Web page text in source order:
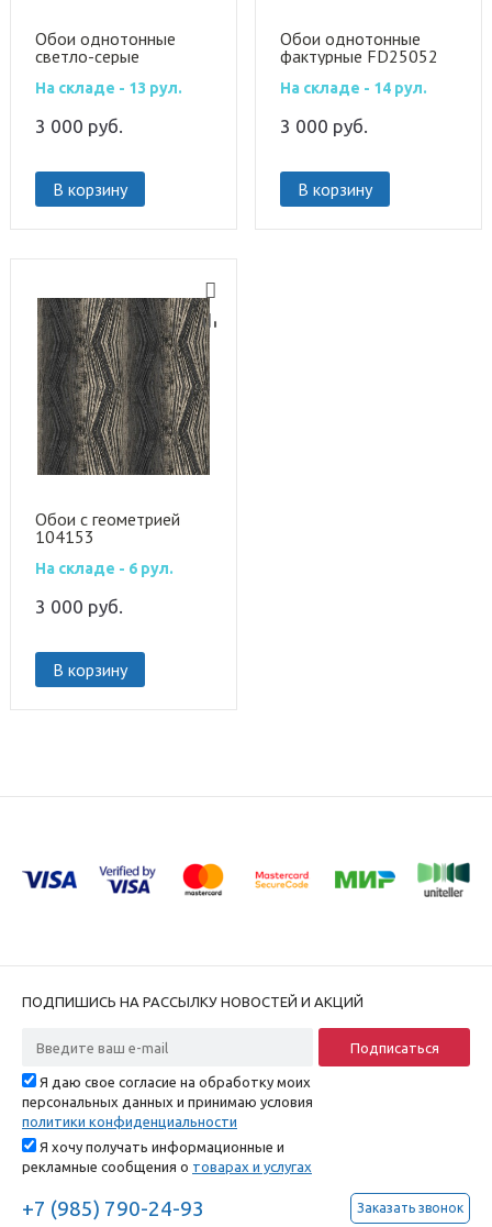
Обои однотонные
светло-серые
На складе - 13 рул.
3 000 руб.
В корзину
Обои однотонные
фактурные FD25052
На складе - 14 рул.
3 000 руб.
В корзину
Обои с геометрией
104153
На складе - 6 рул.
3 000 руб.
В корзину
ПОДПИШИСЬ НА РАССЫЛКУ НОВОСТЕЙ И АКЦИЙ
Я даю свое согласие на обработку моих
персональных данных и принимаю условия
политики конфиденциальности
Я хочу получать информационные и
рекламные сообщения о товарах и услугах
+7 (985) 790-24-93 Заказать звонок